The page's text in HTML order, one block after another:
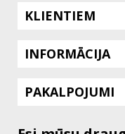
KLIENTIEM
INFORMĀCIJA
PAKALPOJUMI